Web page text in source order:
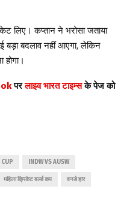
लिए। कप्तान ने भरोसा जताया
बड़ा बदलाव नहीं आएगा, लेकिन
परलाइव भारत टाइम्सके पेज को
CUP INDW VS AUSW
महिला क्रिकेट वर्ल्ड कप वनडे हार